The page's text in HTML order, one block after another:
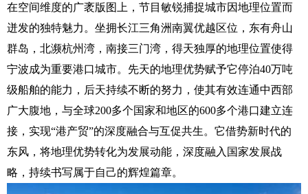
在空间维度的广袤版图上，节目敏锐捕捉城市因地理位置而
迸发的独特魅力。坐拥长江三角洲南翼优越区位，东有舟山
群岛，北濒杭州湾，南接三门湾，得天独厚的地理位置使得
宁波成为重要港口城市。先天的地理优势赋予它停泊40万吨
级船舶的能力，后天持续不断的努力，使其有效连通中西部
广大腹地，与全球200多个国家和地区的600多个港口建立连
接，实现“港产贸”的深度融合与互促共生。它借势新时代的
东风，将地理优势转化为发展动能，深度融入国家发展战
略，持续书写属于自己的辉煌篇章。